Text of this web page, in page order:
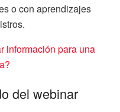
o con aprendizajes
información para una
del webinar